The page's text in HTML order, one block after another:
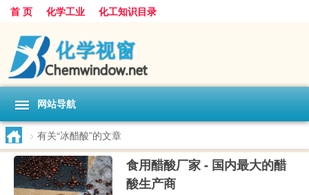
首 页 化学工业 化工知识目录
网站导航
> 有关“冰醋酸”的文章
食用醋酸厂家 - 国内最大的醋
酸生产商